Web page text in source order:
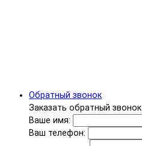
Обратный звонок
Заказать обратный звонок
Ваше имя:
Ваш телефон: